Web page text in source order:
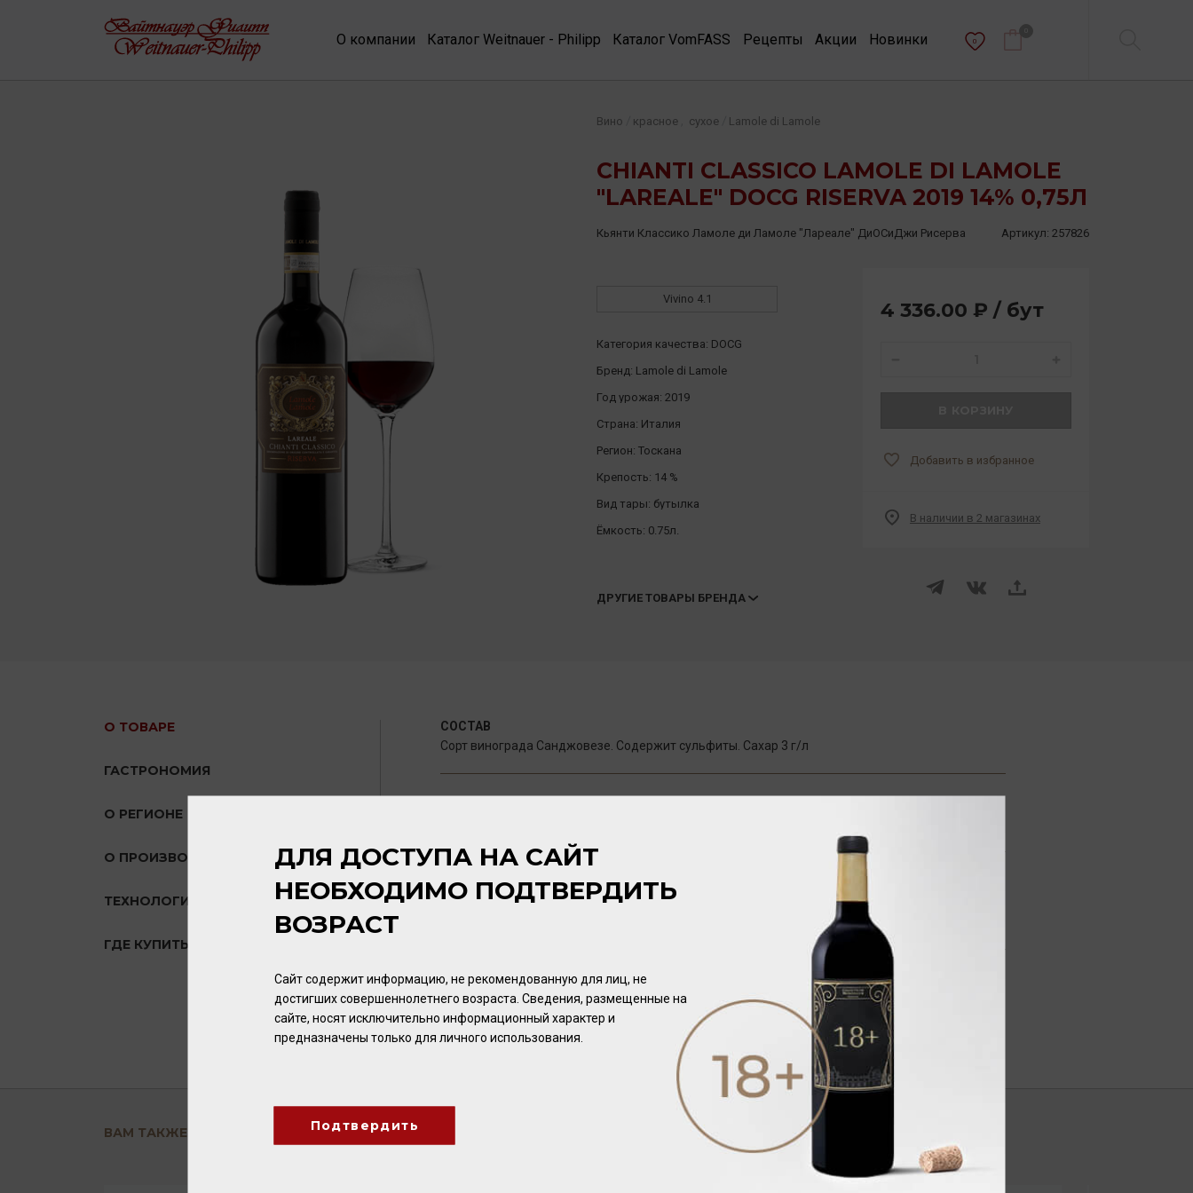
О компании Каталог Weitnauer - Philipp Каталог VomFASS Рецепты Акции Новинки 0
CHIANTI CLASSICO LAMOLE DI LAMOLE
"LAREALE" DOCG RISERVA 2019 14% 0,75Л
Вино красное сухое Lamole di Lamole
Кьянти Классико Ламоле ди Ламоле "Лареале" ДиОСиДжи Рисерва Артикул: 257826
Vivino 4.1
Категория качества: DOCG
Бренд: Lamole di Lamole
Год урожая: 2019
Страна: Италия
Регион: Тоскана
Крепость: 14 %
Вид тары: бутылка
Ёмкость: 0.75л.
ДРУГИЕ ТОВАРЫ БРЕНДА
4 336.00 ₽ / бут
Добавить в избранное
В наличии в 2 магазинах
О ТОВАРЕ
ГАСТРОНОМИЯ
О РЕГИОНЕ
О ПРОИЗВОДИТЕЛЕ
ТЕХНОЛОГИЯ
ГДЕ КУПИТЬ?
СОСТАВ
Сорт винограда Санджовезе. Содержит сульфиты. Сахар 3 г/л
АРОМАТ
Раскрывается нотами фиалки, ракитника, спелых фруктов, красных лесных ягод, оттенками
ВКУС
Элегантный, с бархатистыми танинами, нотами красных фруктов, травяными оттенками и
долгим послевкусием.
ВАМ ТАКЖЕ ПОНРАВИТСЯ
ДЛЯ ДОСТУПА НА САЙТ
НЕОБХОДИМО ПОДТВЕРДИТЬ
ВОЗРАСТ
Сайт содержит информацию, не рекомендованную для лиц, не
достигших совершеннолетнего возраста. Сведения, размещенные на
сайте, носят исключительно информационный характер и
предназначены только для личного использования.
Подтвердить